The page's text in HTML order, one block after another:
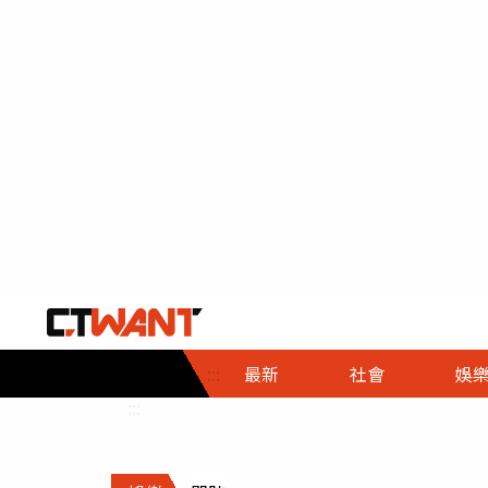
::: 最新 社會
社會首頁
時事
調查
娛樂
娛樂首頁
即時
財經首頁
熱線
政